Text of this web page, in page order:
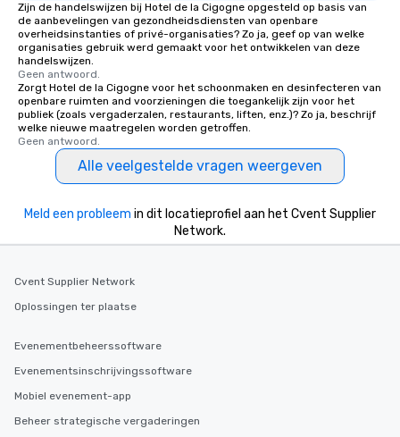
Zijn de handelswijzen bij Hotel de la Cigogne opgesteld op basis van
de aanbevelingen van gezondheidsdiensten van openbare
overheidsinstanties of privé-organisaties? Zo ja, geef op van welke
organisaties gebruik werd gemaakt voor het ontwikkelen van deze
handelswijzen.
Geen antwoord.
Zorgt Hotel de la Cigogne voor het schoonmaken en desinfecteren van
openbare ruimten and voorzieningen die toegankelijk zijn voor het
publiek (zoals vergaderzalen, restaurants, liften, enz.)? Zo ja, beschrijf
welke nieuwe maatregelen worden getroffen.
Geen antwoord.
Alle veelgestelde vragen weergeven
Meld een probleem in dit locatieprofiel aan het Cvent Supplier
Network.
Cvent Supplier Network
Oplossingen ter plaatse
Evenementbeheerssoftware
Evenementsinschrijvingssoftware
Mobiel evenement-app
Beheer strategische vergaderingen